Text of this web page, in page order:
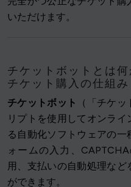
いただけます。
チケットボットとは
チケット購入の仕組み
チケットボット
（「チケ
リプトを使用してオンラ
る自動化ソフトウェアの
ォームの入力、
用、支払いの自動処理など
ができます。